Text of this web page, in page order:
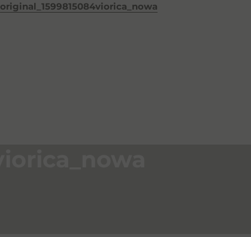
original_1599815084viorica_nowa